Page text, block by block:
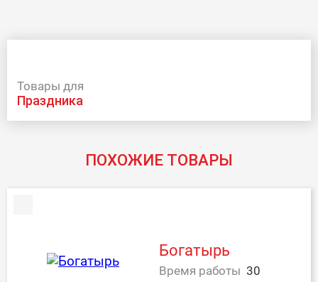
Товары для
праздника
ПОХОЖИЕ ТОВАРЫ
Богатырь
Время работы 30